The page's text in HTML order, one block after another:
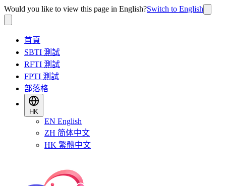
Would you like to view this page in English?Switch to English
首頁
SBTI 測試
RFTI 測試
FPTI 測試
部落格
HK
EN English
ZH 简体中文
HK 繁體中文